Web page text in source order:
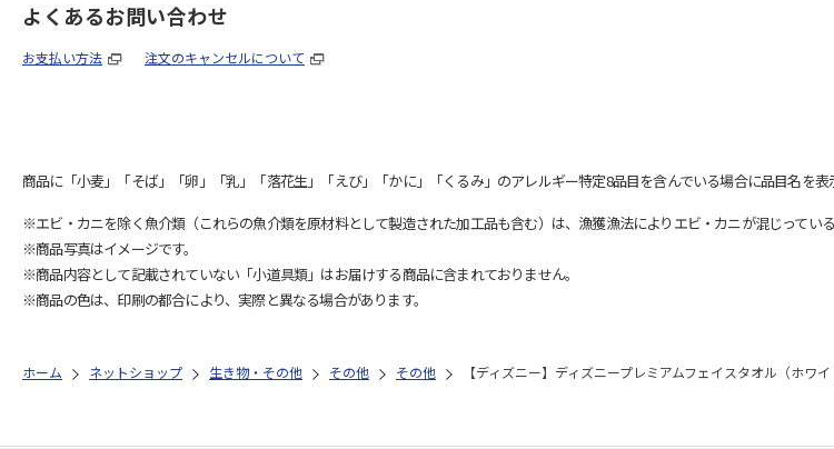
よくあるお問い合わせ
お支払い方法 注文のキャンセルについて
商品に「小麦」「そば」「卵」「乳」「落花生」「えび」「かに」「くるみ」のアレルギー特定8品目を含んでいる場合に品目名を表
※エビ・カニを除く魚介類（これらの魚介類を原材料として製造された加工品も含む）は、漁獲漁法によりエビ・カニが混じってい
※商品写真はイメージです。
※商品内容として記載されていない「小道具類」はお届けする商品に含まれておりません。
※商品の色は、印刷の都合により、実際と異なる場合があります。
ホーム ネットショップ 生き物・その他 その他 その他 【ディズニー】ディズニープレミアムフェイスタオル（ホ